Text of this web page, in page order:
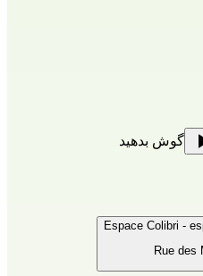
گوش بدهید
Espace Colibri -